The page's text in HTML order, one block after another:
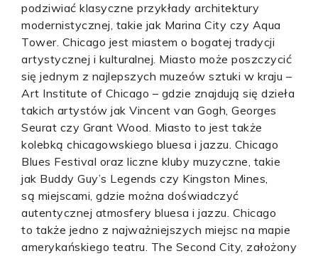
podziwiać klasyczne przykłady architektury
modernistycznej, takie jak Marina City czy Aqua
Tower. Chicago jest miastem o bogatej tradycji
artystycznej i kulturalnej. Miasto może poszczycić
się jednym z najlepszych muzeów sztuki w kraju –
Art Institute of Chicago – gdzie znajdują się dzieła
takich artystów jak Vincent van Gogh, Georges
Seurat czy Grant Wood. Miasto to jest także
kolebką chicagowskiego bluesa i jazzu. Chicago
Blues Festival oraz liczne kluby muzyczne, takie
jak Buddy Guy’s Legends czy Kingston Mines,
są miejscami, gdzie można doświadczyć
autentycznej atmosfery bluesa i jazzu. Chicago
to także jedno z najważniejszych miejsc na mapie
amerykańskiego teatru. The Second City, założony